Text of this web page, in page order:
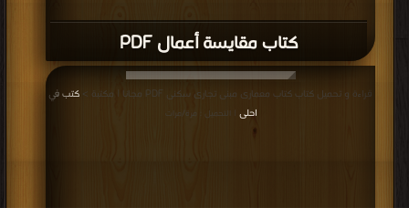
كتاب مقايسة أعمال PDF
قراءة و تحميل كتاب كتاب معمارى مبنى تجارى سكنى PDF مجانا | مكتبة >
كتب في
احلى
| التحميل : مرة/مرات